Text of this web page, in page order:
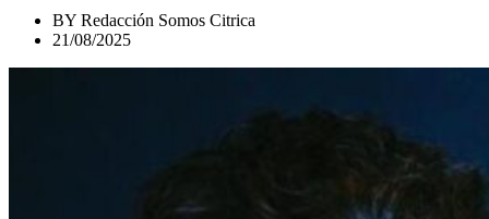
BY Redacción Somos Citrica
21/08/2025